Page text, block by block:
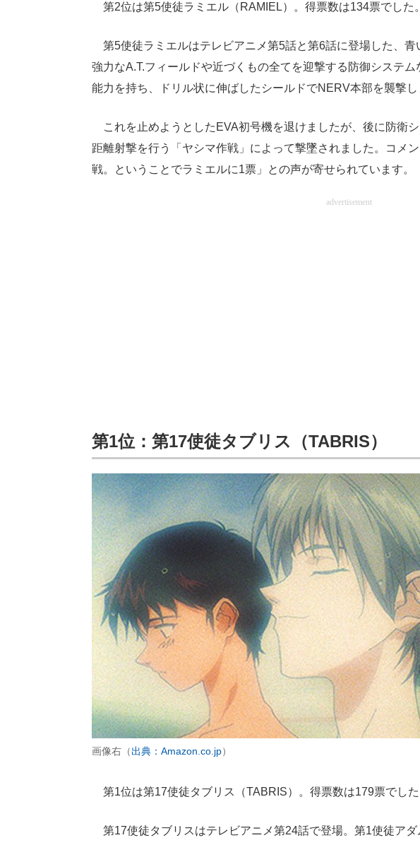
第2位は第5使徒ラミエル（RAMIEL）。得票数は134票でした。
第5使徒ラミエルはテレビアニメ第5話と第6話に登場した、青
強力なA.T.フィールドや近づくもの全てを迎撃する防御システ
能力を持ち、ドリル状に伸ばしたシールドでNERV本部を襲撃し
これを止めようとしたEVA初号機を退けましたが、後に防衛
距離射撃を行う「ヤシマ作戦」によって撃墜されました。コメ
戦。ということでラミエルに1票」との声が寄せられています。
advertisement
第1位：第17使徒タブリス（TABRIS）
画像右（出典：Amazon.co.jp）
第1位は第17使徒タブリス（TABRIS）。得票数は179票でした
第17使徒タブリスはテレビアニメ第24話で登場。第1使徒ア